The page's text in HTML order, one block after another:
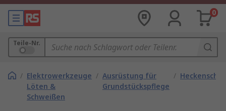
0
Teile-Nr.
/ Elektrowerkzeuge
Löten &
Schweißen
/ Ausrüstung für
Grundstückspflege
/